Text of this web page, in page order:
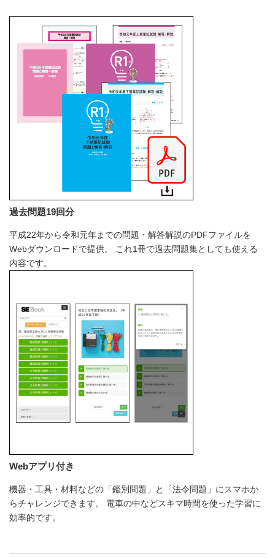
過去問題19回分
平成22年から令和元年までの問題・解答解説のPDFファイルを
Webダウンロードで提供。 これ1冊で過去問題集としても使える
内容です。
Webアプリ付き
機器・工具・材料などの「鑑別問題」と「法令問題」にスマホか
らチャレンジできます。 電車の中などスキマ時間を使った学習に
効率的です。